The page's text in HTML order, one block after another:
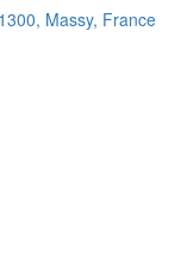
Massy, France